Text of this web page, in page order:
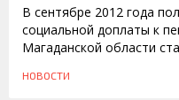
В сентябре 2012 года
социальной доплаты к
Магаданской области
НОВОСТИ